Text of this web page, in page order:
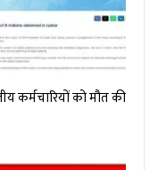
कर्मचारियों को मौत की